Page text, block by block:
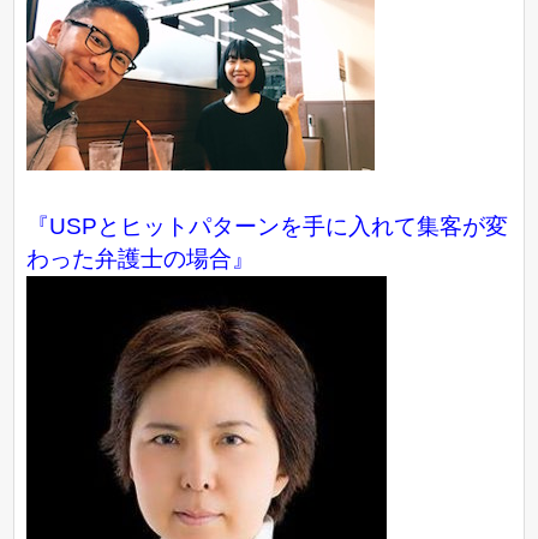
『USPとヒットパターンを手に入れて集客が変
わった弁護士の場合』